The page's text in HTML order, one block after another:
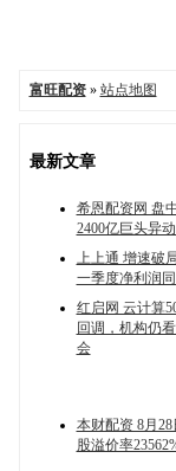
富旺配资» 站点地图
最新文章
希恩配资网 盘
2400亿巨头异
上上通 增速破
一季度净利润
红启网 云计算
回调，机构仍
会
本财配资 8月
股溢价率